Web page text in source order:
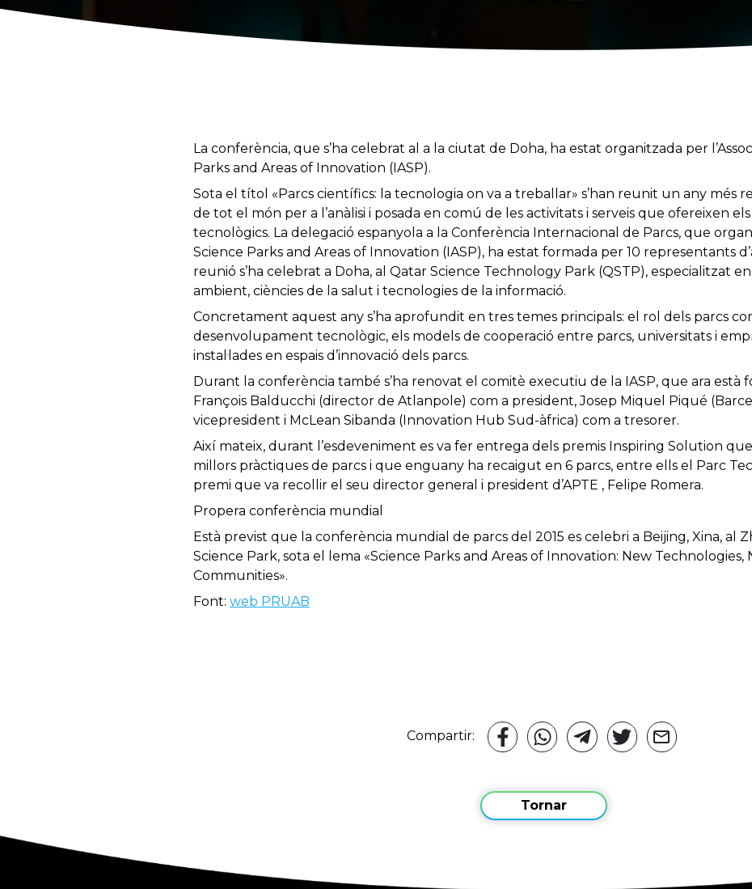
La conferència, que s’ha celebrat al a la ciutat de Doha, ha estat organitzada per
Parks and Areas of Innovation (IASP).
Sota el títol «Parcs científics: la tecnologia on va a treballar» s’han reunit un any més
de tot el món per a l’anàlisi i posada en comú de les activitats i serveis que ofereixen
tecnològics. La delegació espanyola a la Conferència Internacional de Parcs, que
Science Parks and Areas of Innovation (IASP), ha estat formada per 10 representants
reunió s’ha celebrat a Doha, al Qatar Science Technology Park (QSTP), especialitzat
ambient, ciències de la salut i tecnologies de la informació.
Concretament aquest any s’ha aprofundit en tres temes principals: el rol dels parcs
desenvolupament tecnològic, els models de cooperació entre parcs, universitats i
instal·lades en espais d’innovació dels parcs.
Durant la conferència també s’ha renovat el comitè executiu de la IASP, que ara està
François Balducchi (director de Atlanpole) com a president, Josep Miquel Piqué
vicepresident i McLean Sibanda (Innovation Hub Sud-àfrica) com a tresorer.
Així mateix, durant l’esdeveniment es va fer entrega dels premis Inspiring Solution
millors pràctiques de parcs i que enguany ha recaigut en 6 parcs, entre ells el Parc
premi que va recollir el seu director general i president d’APTE , Felipe Romera.
Propera conferència mundial
Està previst que la conferència mundial de parcs del 2015 es celebri a Beijing, Xina, al
Science Park, sota el lema «Science Parks and Areas of Innovation: New
Communities».
Font: web PRUAB
Compartir:
Tornar